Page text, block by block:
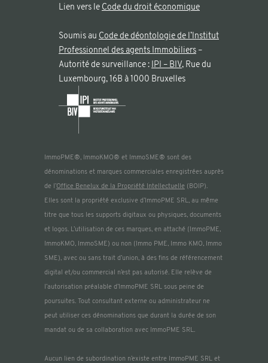
Lien vers le Code du droit économique
Soumis au Code de déontologie de l’lnstitut
Professionnel des agents Immobiliers –
Autorité de surveillance : IPI – BIV, Rue du
Luxembourg, 16B à 1000 Bruxelles
ImmoPME®, ImmoKMO® et ImmoSME® sont des
dénominations et marques commerciales enregistrées auprès
de l’Office Benelux de la Propriété Intellectuelle (BOIP).
Elles sont la propriété exclusive d’ImmoPME SRL, au même
titre que tous les supports digitaux ou physiques, documents
et logos. L’utilisation de ces marques, en attaché (ImmoPME,
ImmoKMO, ImmoSME) ou non (Immo PME, Immo KMO, Immo
SME), avec ou sans trait d’union, à des fins de référencement
digital et/ou commercial n’est pas autorisé. Elle relève de
l’autorisation préalable d’ImmoPME SRL sous peine de
poursuites. Tout consultant externe ou administrateur ne
peut utiliser ces dénominations que durant la durée de son
mandat ou de sa collaboration avec ImmoPME SRL.
Aucun lien de subordination n’existe entre ImmoPME SRL et